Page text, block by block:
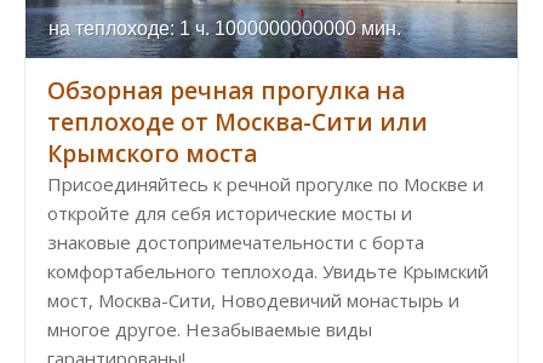
на теплоходе: 1 ч. 1000000000000 мин.
Обзорная речная прогулка на
теплоходе от Москва-Сити или
Крымского моста
Присоединяйтесь к речной прогулке по Москве и
откройте для себя исторические мосты и
знаковые достопримечательности с борта
комфортабельного теплохода. Увидьте Крымский
мост, Москва-Сити, Новодевичий монастырь и
многое другое. Незабываемые виды
гарантированы!